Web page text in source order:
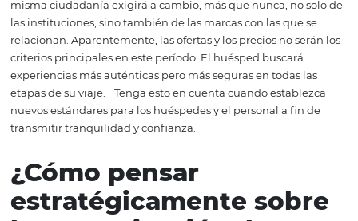
residuos, la importancia del consumo de productos
contaminación, el reciclaje o el cuidado del medio
son especialmente relevantes en este contexto de
genera una atención especial para el mercado hotelero
turístico: según un artículo publicado en el blog
viajeros buscarán destinos donde el respeto por el
ambiente se traduzca en una mayor seguridad
respeto por la cultura local, entre otros).